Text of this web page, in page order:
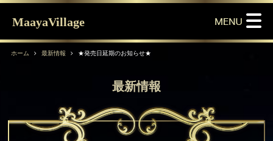
MaayaVillage
ホーム 最新情報 ★発売日延期のお知らせ★
最新情報